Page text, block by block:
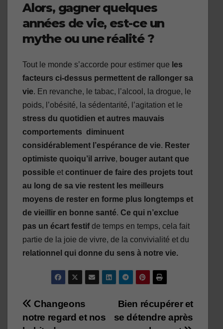
Alors, gagner quelques
années de vie, est-ce un
mythe ou une réalité ?
Tout le monde s’accorde pour estimer que les
facteurs ci-dessus permettent de rallonger sa
vie. En revanche, le tabac, l’alcool, la drogue, le
poids, l’obésité, la sédentarité, l’agitation et le
stress du quotidien et autres mauvais
comportements diminuent
considérablement l’espérance de vie. Rester
optimiste quoiqu’il arrive, bouger autant que
possible et continuer de faire des projets tout
au long de sa vie restent les meilleurs
moyens de rester en forme plus longtemps et
de vieillir en bonne santé. Ce qui n’exclue
pas un écart festifde temps en temps, cela fait
partie de la joie de vivre, de la convivialité et du
relationnel qui donne du sens à notre vie.
Navigation
Bien récupérer et
se détendre après
Changeons
notre regard et nos